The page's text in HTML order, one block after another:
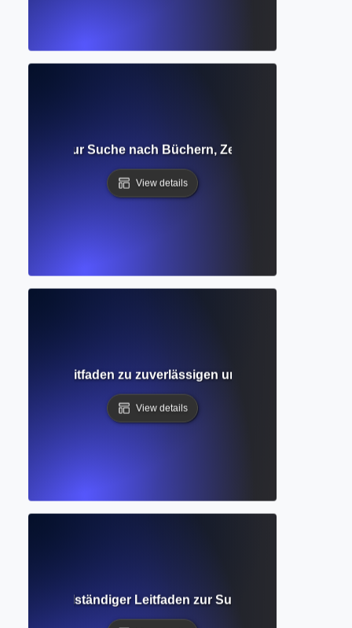
Leitfaden zur Suche nach Büchern, Zeitschriften und
View details
Leitfaden zu zuverlässigen und
View details
Vollständiger Leitfaden zur Suche nach